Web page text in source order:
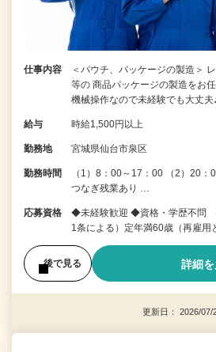
仕事内容
＜パウチ、パッケージの製造＞
等の 商品パッケージの製造をお
機械操作なので未経験でも大丈
給与 時給1,500円以上
勤務地 宮城県仙台市泉区
勤務時間
（1）8：00～17：00 （2）20
つなぎ残業あり …
応募資格
◆未経験歓迎 ◆資格・学歴不問
1条による）定年満60歳（再雇用
後で見る 詳細
更新日： 2026/